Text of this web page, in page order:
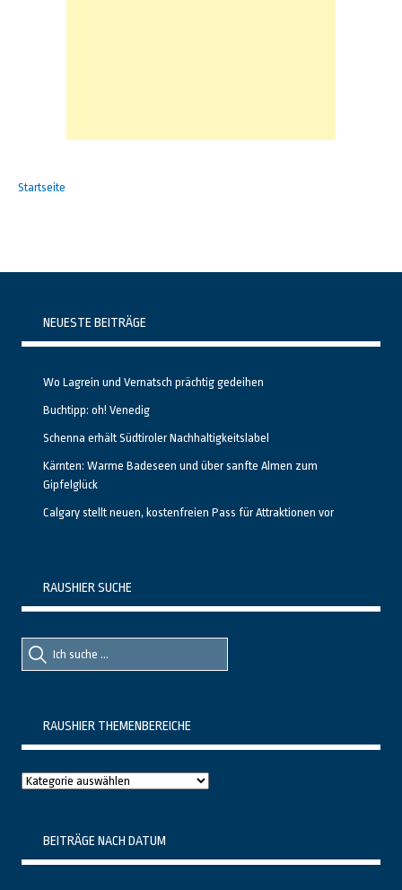
Startseite
NEUESTE BEITRÄGE
Wo Lagrein und Vernatsch prächtig gedeihen
Buchtipp: oh! Venedig
Schenna erhält Südtiroler Nachhaltigkeitslabel
Kärnten: Warme Badeseen und über sanfte Almen zum
Gipfelglück
Calgary stellt neuen, kostenfreien Pass für Attraktionen vor
RAUSHIER SUCHE
Suche
nach::
Suche
nach:
RAUSHIER THEMENBEREICHE
Raushier
BEITRÄGE NACH DATUM